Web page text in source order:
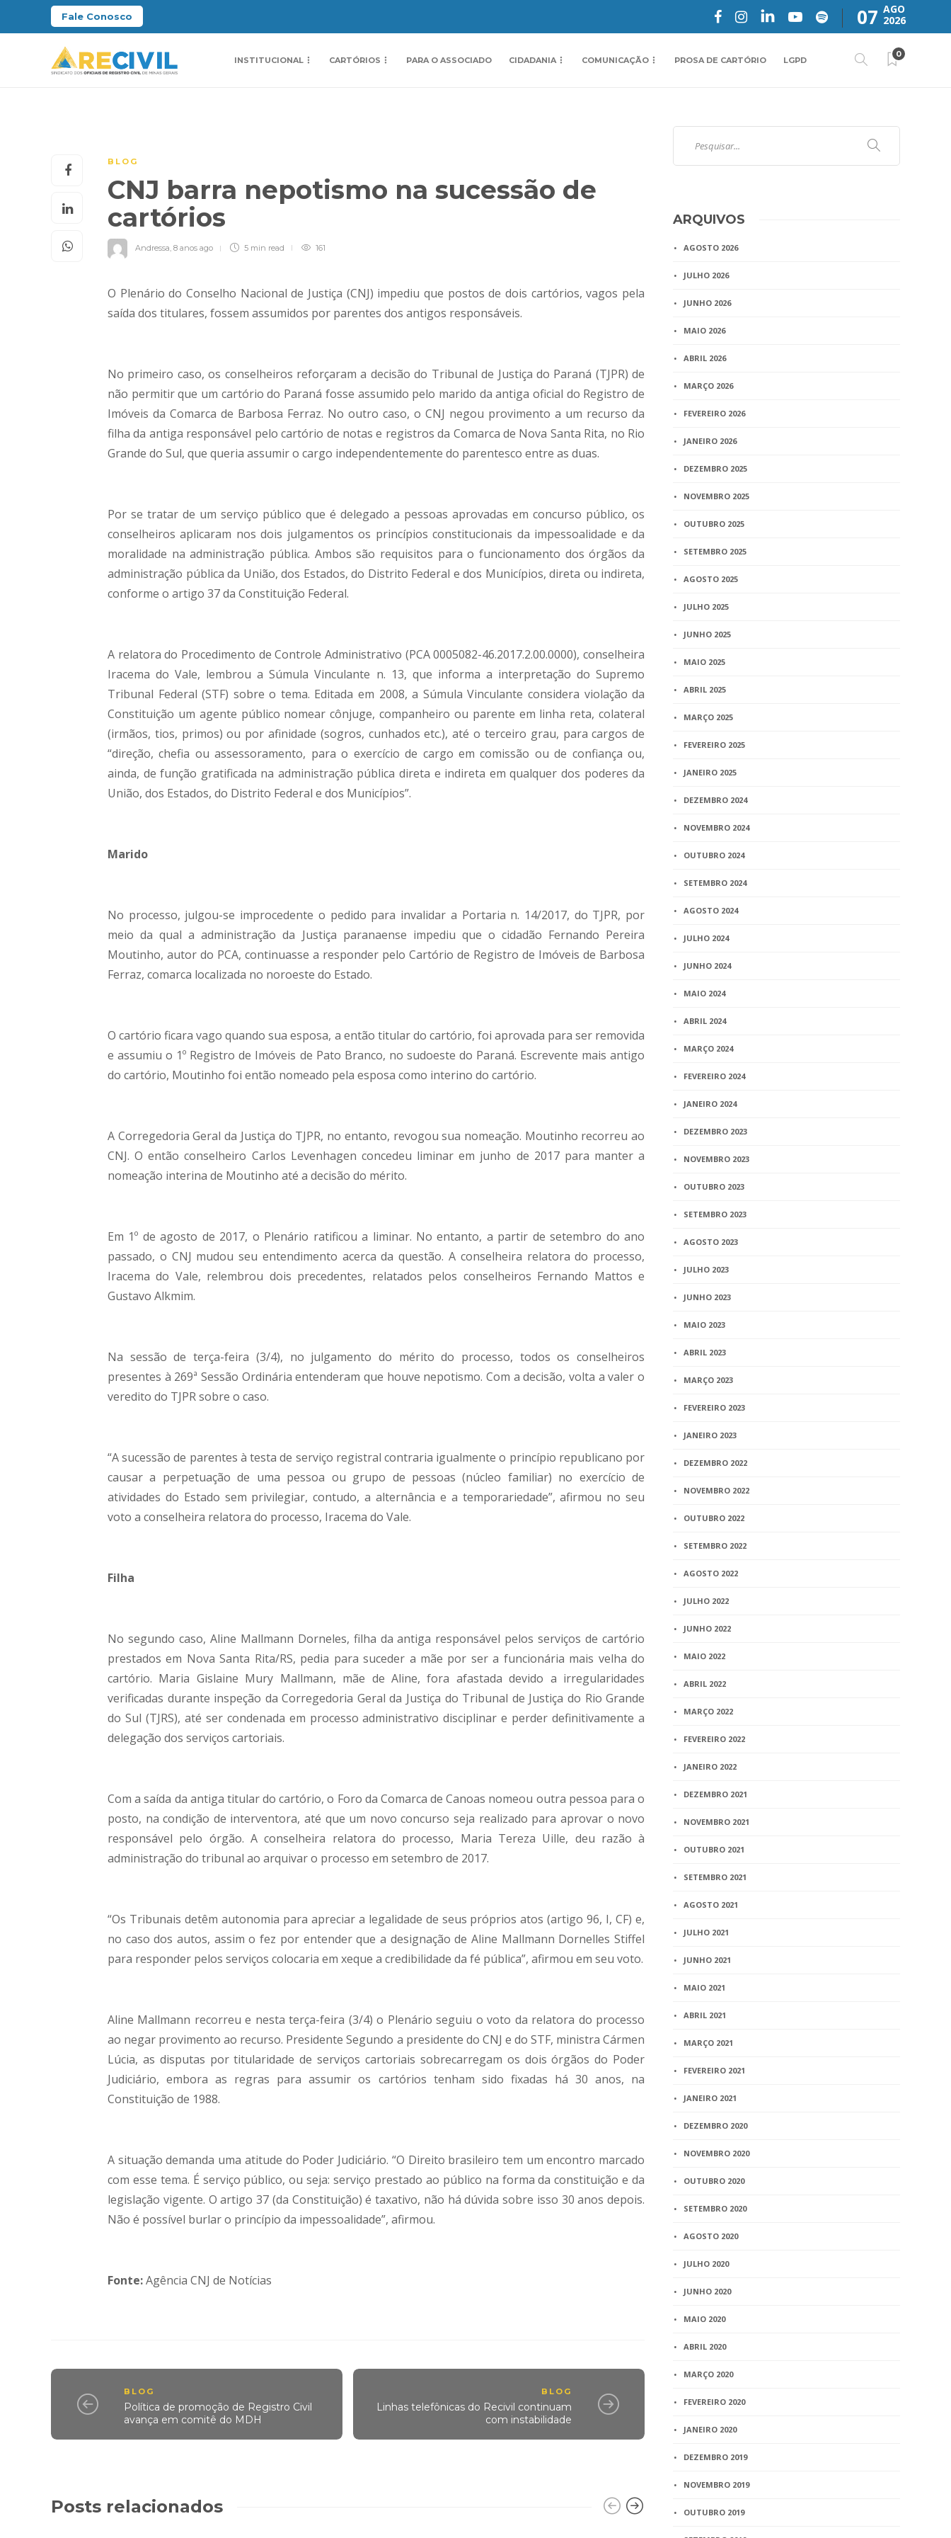
Fale Conosco 07 AGO
2026
INSTITUCIONAL CARTÓRIOS PARA O ASSOCIADO CIDADANIA COMUNICAÇÃO PROSA DE CARTÓRIO LGPD
0
BLOG
CNJ barra nepotismo na sucessão de
cartórios
Andressa, 8 anos ago 5 min read 161
O Plenário do Conselho Nacional de Justiça (CNJ) impediu que postos de dois cartórios, vagos pela
saída dos titulares, fossem assumidos por parentes dos antigos responsáveis.
No primeiro caso, os conselheiros reforçaram a decisão do Tribunal de Justiça do Paraná (TJPR) de
não permitir que um cartório do Paraná fosse assumido pelo marido da antiga oficial do Registro de
Imóveis da Comarca de Barbosa Ferraz. No outro caso, o CNJ negou provimento a um recurso da
filha da antiga responsável pelo cartório de notas e registros da Comarca de Nova Santa Rita, no Rio
Grande do Sul, que queria assumir o cargo independentemente do parentesco entre as duas.
Por se tratar de um serviço público que é delegado a pessoas aprovadas em concurso público, os
conselheiros aplicaram nos dois julgamentos os princípios constitucionais da impessoalidade e da
moralidade na administração pública. Ambos são requisitos para o funcionamento dos órgãos da
administração pública da União, dos Estados, do Distrito Federal e dos Municípios, direta ou indireta,
conforme o artigo 37 da Constituição Federal.
A relatora do Procedimento de Controle Administrativo (PCA 0005082-46.2017.2.00.0000), conselheira
Iracema do Vale, lembrou a Súmula Vinculante n. 13, que informa a interpretação do Supremo
Tribunal Federal (STF) sobre o tema. Editada em 2008, a Súmula Vinculante considera violação da
Constituição um agente público nomear cônjuge, companheiro ou parente em linha reta, colateral
(irmãos, tios, primos) ou por afinidade (sogros, cunhados etc.), até o terceiro grau, para cargos de
“direção, chefia ou assessoramento, para o exercício de cargo em comissão ou de confiança ou,
ainda, de função gratificada na administração pública direta e indireta em qualquer dos poderes da
União, dos Estados, do Distrito Federal e dos Municípios”.
Marido
No processo, julgou-se improcedente o pedido para invalidar a Portaria n. 14/2017, do TJPR, por
meio da qual a administração da Justiça paranaense impediu que o cidadão Fernando Pereira
Moutinho, autor do PCA, continuasse a responder pelo Cartório de Registro de Imóveis de Barbosa
Ferraz, comarca localizada no noroeste do Estado.
O cartório ficara vago quando sua esposa, a então titular do cartório, foi aprovada para ser removida
e assumiu o 1º Registro de Imóveis de Pato Branco, no sudoeste do Paraná. Escrevente mais antigo
do cartório, Moutinho foi então nomeado pela esposa como interino do cartório.
A Corregedoria Geral da Justiça do TJPR, no entanto, revogou sua nomeação. Moutinho recorreu ao
CNJ. O então conselheiro Carlos Levenhagen concedeu liminar em junho de 2017 para manter a
nomeação interina de Moutinho até a decisão do mérito.
Em 1º de agosto de 2017, o Plenário ratificou a liminar. No entanto, a partir de setembro do ano
passado, o CNJ mudou seu entendimento acerca da questão. A conselheira relatora do processo,
Iracema do Vale, relembrou dois precedentes, relatados pelos conselheiros Fernando Mattos e
Gustavo Alkmim.
Na sessão de terça-feira (3/4), no julgamento do mérito do processo, todos os conselheiros
presentes à 269ª Sessão Ordinária entenderam que houve nepotismo. Com a decisão, volta a valer o
veredito do TJPR sobre o caso.
“A sucessão de parentes à testa de serviço registral contraria igualmente o princípio republicano por
causar a perpetuação de uma pessoa ou grupo de pessoas (núcleo familiar) no exercício de
atividades do Estado sem privilegiar, contudo, a alternância e a temporariedade”, afirmou no seu
voto a conselheira relatora do processo, Iracema do Vale.
Filha
No segundo caso, Aline Mallmann Dorneles, filha da antiga responsável pelos serviços de cartório
prestados em Nova Santa Rita/RS, pedia para suceder a mãe por ser a funcionária mais velha do
cartório. Maria Gislaine Mury Mallmann, mãe de Aline, fora afastada devido a irregularidades
verificadas durante inspeção da Corregedoria Geral da Justiça do Tribunal de Justiça do Rio Grande
do Sul (TJRS), até ser condenada em processo administrativo disciplinar e perder definitivamente a
delegação dos serviços cartoriais.
Com a saída da antiga titular do cartório, o Foro da Comarca de Canoas nomeou outra pessoa para o
posto, na condição de interventora, até que um novo concurso seja realizado para aprovar o novo
responsável pelo órgão. A conselheira relatora do processo, Maria Tereza Uille, deu razão à
administração do tribunal ao arquivar o processo em setembro de 2017.
“Os Tribunais detêm autonomia para apreciar a legalidade de seus próprios atos (artigo 96, I, CF) e,
no caso dos autos, assim o fez por entender que a designação de Aline Mallmann Dornelles Stiffel
para responder pelos serviços colocaria em xeque a credibilidade da fé pública”, afirmou em seu voto.
Aline Mallmann recorreu e nesta terça-feira (3/4) o Plenário seguiu o voto da relatora do processo
ao negar provimento ao recurso. Presidente Segundo a presidente do CNJ e do STF, ministra Cármen
Lúcia, as disputas por titularidade de serviços cartoriais sobrecarregam os dois órgãos do Poder
Judiciário, embora as regras para assumir os cartórios tenham sido fixadas há 30 anos, na
Constituição de 1988.
A situação demanda uma atitude do Poder Judiciário. “O Direito brasileiro tem um encontro marcado
com esse tema. É serviço público, ou seja: serviço prestado ao público na forma da constituição e da
legislação vigente. O artigo 37 (da Constituição) é taxativo, não há dúvida sobre isso 30 anos depois.
Não é possível burlar o princípio da impessoalidade”, afirmou.
Fonte:Agência CNJ de Notícias
BLOG
Política de promoção de Registro Civil
avança em comitê do MDH
BLOG
Linhas telefônicas do Recivil continuam
com instabilidade
Posts relacionados
ARQUIVOS
AGOSTO 2026
JULHO 2026
JUNHO 2026
MAIO 2026
ABRIL 2026
MARÇO 2026
FEVEREIRO 2026
JANEIRO 2026
DEZEMBRO 2025
NOVEMBRO 2025
OUTUBRO 2025
SETEMBRO 2025
AGOSTO 2025
JULHO 2025
JUNHO 2025
MAIO 2025
ABRIL 2025
MARÇO 2025
FEVEREIRO 2025
JANEIRO 2025
DEZEMBRO 2024
NOVEMBRO 2024
OUTUBRO 2024
SETEMBRO 2024
AGOSTO 2024
JULHO 2024
JUNHO 2024
MAIO 2024
ABRIL 2024
MARÇO 2024
FEVEREIRO 2024
JANEIRO 2024
DEZEMBRO 2023
NOVEMBRO 2023
OUTUBRO 2023
SETEMBRO 2023
AGOSTO 2023
JULHO 2023
JUNHO 2023
MAIO 2023
ABRIL 2023
MARÇO 2023
FEVEREIRO 2023
JANEIRO 2023
DEZEMBRO 2022
NOVEMBRO 2022
OUTUBRO 2022
SETEMBRO 2022
AGOSTO 2022
JULHO 2022
JUNHO 2022
MAIO 2022
ABRIL 2022
MARÇO 2022
FEVEREIRO 2022
JANEIRO 2022
DEZEMBRO 2021
NOVEMBRO 2021
OUTUBRO 2021
SETEMBRO 2021
AGOSTO 2021
JULHO 2021
JUNHO 2021
MAIO 2021
ABRIL 2021
MARÇO 2021
FEVEREIRO 2021
JANEIRO 2021
DEZEMBRO 2020
NOVEMBRO 2020
OUTUBRO 2020
SETEMBRO 2020
AGOSTO 2020
JULHO 2020
JUNHO 2020
MAIO 2020
ABRIL 2020
MARÇO 2020
FEVEREIRO 2020
JANEIRO 2020
DEZEMBRO 2019
NOVEMBRO 2019
OUTUBRO 2019